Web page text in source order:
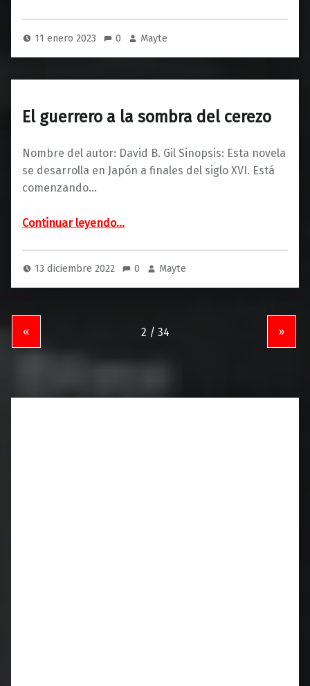
11 enero 2023 0 Mayte
El guerrero a la sombra del cerezo
Nombre del autor: David B. Gil Sinopsis: Esta novela
se desarrolla en Japón a finales del siglo XVI. Está
comenzando…
Continuar leyendo“El guerrero a la sombra del cerezo”
…
13 diciembre 2022 0 Mayte
« »